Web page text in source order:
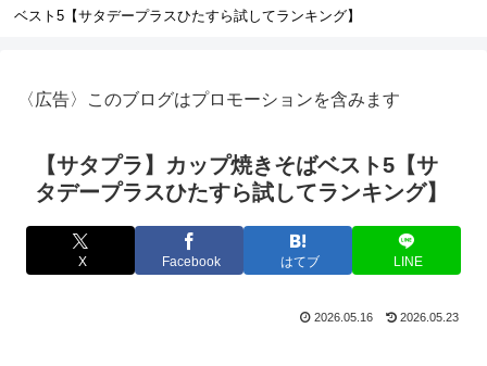
ベスト5【サタデープラスひたすら試してランキング】
〈広告〉このブログはプロモーションを含みます
【サタプラ】カップ焼きそばベスト5【サ
タデープラスひたすら試してランキング】
X Facebook はてブ LINE
2026.05.16 2026.05.23